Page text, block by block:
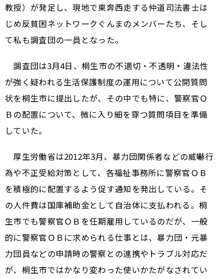
教授）が発足し、現地で東奔西走する仲道司法書士は
じめ反貧困ネットワークぐんまのメンバーたち、そし
て私も調査団の一員となった。
調査団は3月4日、桐生市の不適切・不透明・違法性
が強く疑われる生活保護制度の運用について公開質問
状を桐生市に提出したが、その中でも特に、警察官Ｏ
Ｂの配置について、微に入り細を穿つ質問項目を準備
していた。
厚生労働省は2012年3月、暴力団関係者などの威嚇行
為や不正受給対策として、各福祉事務所に警察官ＯＢ
を積極的に配置するよう促す通知を発出している。そ
の人件費は国庫補助金として自治体に支払われる。桐
生市でも警察官ＯＢを任期雇用しているのだが、一般
的に警察官ＯＢに求められる仕事とは、暴力団・元暴
力団員などの申請時の警察との連携やトラブル対応だ
が、桐生市ではかなり変わった使いかたがなされてい